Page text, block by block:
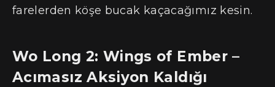
farelerden köşe bucak kaçacağımız kesin.
Wo Long 2: Wings of Ember –
Acımasız Aksiyon Kaldığı